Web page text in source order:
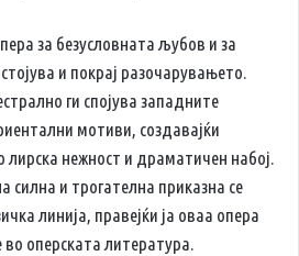
за безусловната љубов и за
и покрај разочарувањето.
ги спојува западните
мотиви, создавајќи
лирска нежност и драматичен набој.
силна и трогателна приказна се
линија, правејќи ја оваа опера
оперската литература.